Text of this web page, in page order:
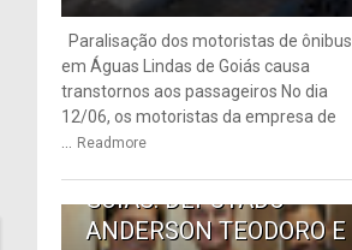
Paralisação dos motoristas de ônibus
em Águas Lindas de Goiás causa
transtornos aos passageiros No dia
12/06, os motoristas da empresa de
Readmore
6
TRANSPORTE PÚBLICO
GOIÁS: DEPUTADO
ANDERSON TEODORO E